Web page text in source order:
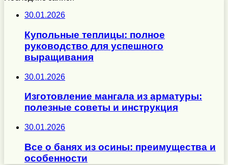
30.01.2026
Купольные теплицы: полное
руководство для успешного
выращивания
30.01.2026
Изготовление мангала из арматуры:
полезные советы и инструкция
30.01.2026
Все о банях из осины: преимущества и
особенности